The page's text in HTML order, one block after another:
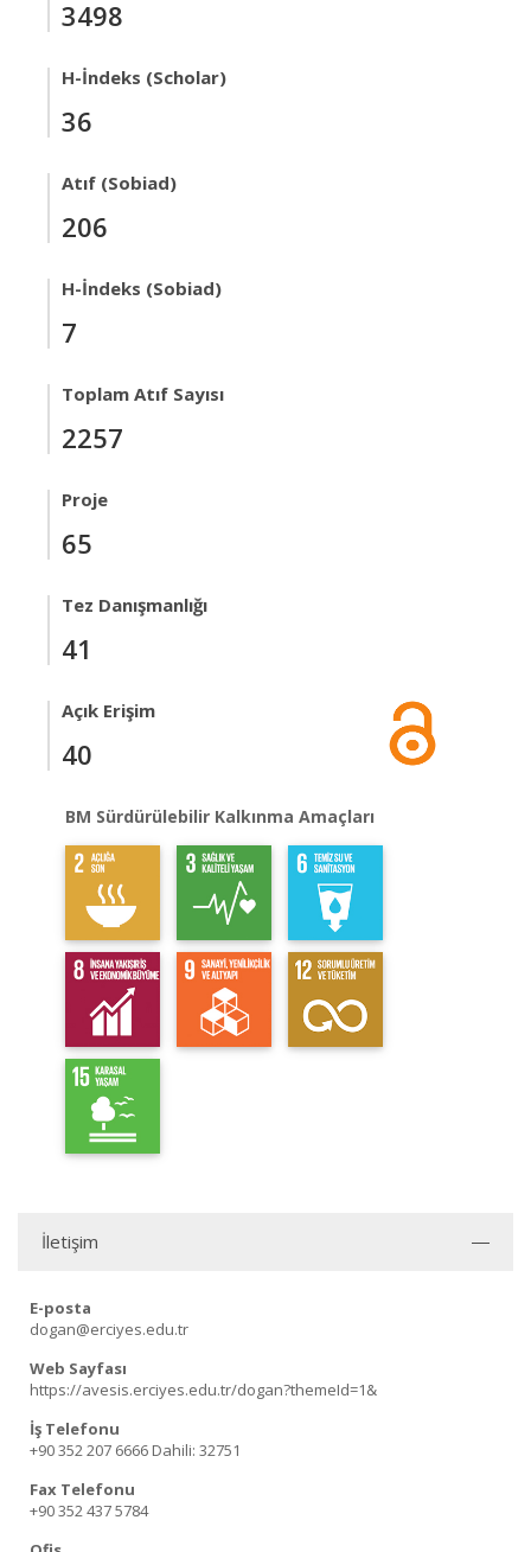
3498
H-İndeks (Scholar)
36
Atıf (Sobiad)
206
H-İndeks (Sobiad)
7
Toplam Atıf Sayısı
2257
Proje
65
Tez Danışmanlığı
41
Açık Erişim
40
BM Sürdürülebilir Kalkınma Amaçları
İletişim
E-posta
dogan@erciyes.edu.tr
Web Sayfası
https://avesis.erciyes.edu.tr/dogan?themeId=1&
İş Telefonu
+90 352 207 6666 Dahili: 32751
Fax Telefonu
+90 352 437 5784